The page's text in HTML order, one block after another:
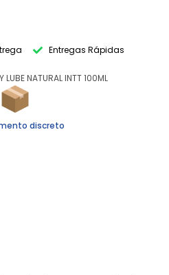
Entregas Rápidas
LUBE NATURAL INTT 100ML
discreto